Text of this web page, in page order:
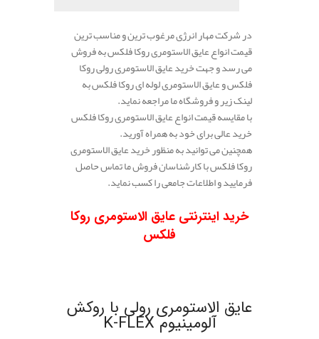
در شرکت مهار انرژی مرغوب ترین و مناسب ترین
قیمت انواع عایق الاستومری روکا فلکس به فروش
می رسد و جهت خرید عایق الاستومری رولی روکا
فلکس و عایق الاستومری لوله ای روکا فلکس به
لینک زیر و فروشگاه ما مراجعه نماید.
با مقایسه قیمت انواع عایق الاستومری روکا فلکس
خرید عالی برای خود به همراه آورید.
همچنین می توانید به منظور خرید عایق الاستومری
روکا فلکس با کارشناسان فروش ما تماس حاصل
فرمایید و اطلاعات جامعی را کسب نماید.
خرید اینترنتی عایق الاستومری روکا
فلکس
عایق الاستومری رولی با روکش
آلومینیوم K-FLEX